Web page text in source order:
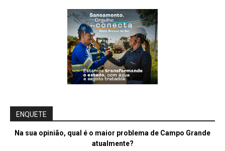
ENQUETE
Na sua opinião, qual é o maior problema de Campo Grande
atualmente?